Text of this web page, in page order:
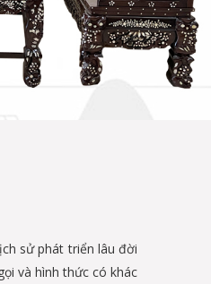
sử phát triển lâu đời
và hình thức có khác